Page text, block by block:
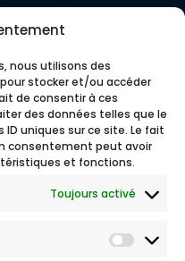
nous utilisons des
stocker et/ou accéder
de consentir à ces
des données telles que le
uniques sur ce site. Le fait
consentement peut avoir
et fonctions.
Toujours activé